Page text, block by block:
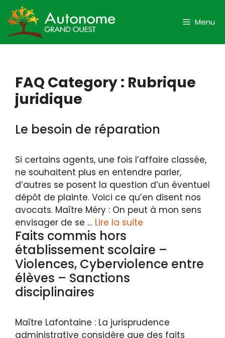
au
contenu
Menu
FAQ Category : Rubrique
juridique
Le besoin de réparation
Si certains agents, une fois l’affaire classée,
ne souhaitent plus en entendre parler,
d’autres se posent la question d’un éventuel
dépôt de plainte. Voici ce qu’en disent nos
avocats. Maître Méry : On peut à mon sens
envisager de se … Lire la suite
Faits commis hors
établissement scolaire –
Violences, Cyberviolence entre
élèves – Sanctions
disciplinaires
Maître Lafontaine : La jurisprudence
administrative considère que des faits